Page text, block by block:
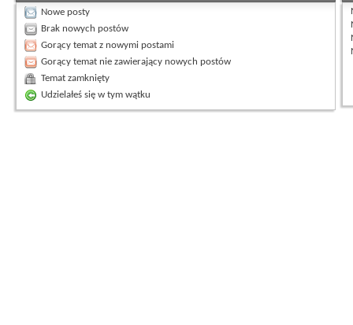
Nowe posty
Brak nowych postów
Gorący temat z nowymi postami
Gorący temat nie zawierający nowych postów
Temat zamknięty
Udzielałeś się w tym wątku